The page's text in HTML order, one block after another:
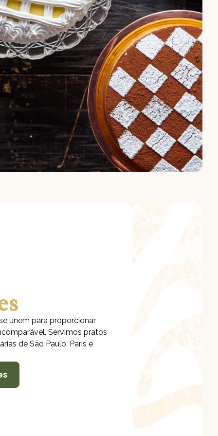
unem para proporcionar
Servimos pratos
de São Paulo, Paris e